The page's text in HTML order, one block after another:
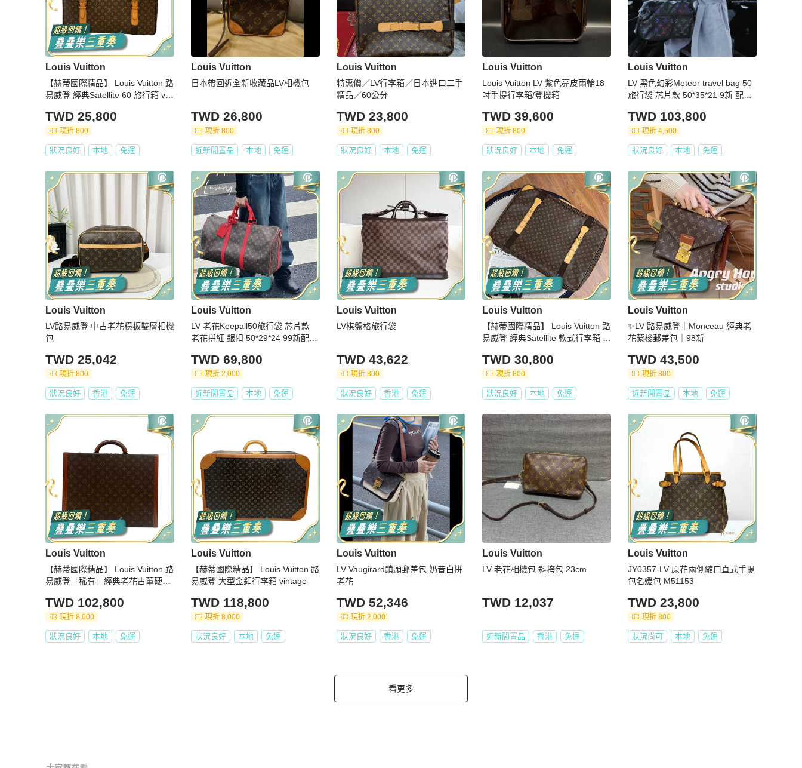
Louis Vuitton
【赫蒂國際精品】 Louis Vuitton 路
易威登 經典Satellite 60 旅行箱 vint
TWD 25,800
現折 800
狀況良好 本地 免運
Louis Vuitton
日本帶回近全新收藏品LV相機包
TWD 26,800
現折 800
近新閒置品 本地 免運
Louis Vuitton
特惠價／LV行李箱／日本進口二手
精品／60公分
TWD 23,800
現折 800
狀況良好 本地 免運
Louis Vuitton
Louis Vuitton LV 紫色亮皮兩輪18
吋手提行李箱/登機箱
TWD 39,600
現折 800
狀況良好 本地 免運
Louis Vuitton
LV 黑色幻彩Meteor travel bag 50
旅行袋 芯片款 50*35*21 9新 配件
TWD 103,800
現折 4,500
狀況良好 本地 免運
Louis Vuitton
LV路易威登 中古老花橫板雙層相機
包
TWD 25,042
現折 800
狀況良好 香港 免運
Louis Vuitton
LV 老花Keepall50旅行袋 芯片款
老花拼紅 銀扣 50*29*24 99新配件
TWD 69,800
現折 2,000
近新閒置品 本地 免運
Louis Vuitton
LV棋盤格旅行袋
TWD 43,622
現折 800
狀況良好 香港 免運
Louis Vuitton
【赫蒂國際精品】 Louis Vuitton 路
易威登 經典Satellite 軟式行李箱 7
TWD 30,800
現折 800
狀況良好 本地 免運
Louis Vuitton
✨LV 路易威登｜Monceau 經典老
花蒙梭郵差包｜98新
TWD 43,500
現折 800
近新閒置品 本地 免運
Louis Vuitton
【赫蒂國際精品】 Louis Vuitton 路
易威登「稀有」經典老花古董硬殼
TWD 102,800
現折 8,000
狀況良好 本地 免運
Louis Vuitton
【赫蒂國際精品】 Louis Vuitton 路
易威登 大型金釦行李箱 vintage
TWD 118,800
現折 8,000
狀況良好 本地 免運
Louis Vuitton
LV Vaugirard鎖頭郵差包 奶昔白拼
老花
TWD 52,346
現折 2,000
狀況良好 香港 免運
Louis Vuitton
LV 老花相機包 斜挎包 23cm
TWD 12,037
近新閒置品 香港 免運
Louis Vuitton
JY0357-LV 原花兩側縮口直式手提
包名媛包 M51153
TWD 23,800
現折 800
狀況尚可 本地 免運
看更多